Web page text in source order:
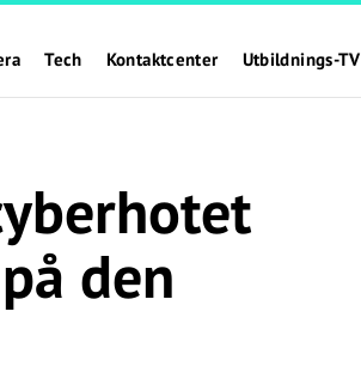
Tech Kontaktcenter Utbildnings-TV
den